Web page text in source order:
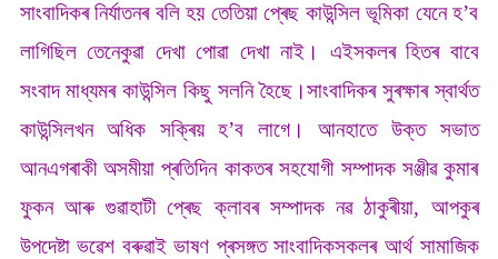
সাংবাদিকৰ নিৰ্যাতনৰ বলি হয় তেতিয়া প্ৰেছ কাউন্সিল ভূমিকা যেনে হ’ব
লাগিছিল তেনেকুৱা দেখা পোৱা দেখা নাই। এইসকলৰ হিতৰ বাবে
সংবাদ মাধ্যমৰ কাউন্সিল কিছু সলনি হৈছে।সাংবাদিকৰ সুৰক্ষাৰ স্বাৰ্থত
কাউন্সিলখন অধিক সক্ৰিয় হ’ব লাগে। আনহাতে উক্ত সভাত
আনএগৰাকী অসমীয়া প্ৰতিদিন কাকতৰ সহযোগী সম্পাদক সঞ্জীৱ কুমাৰ
ফুকন আৰু গুৱাহাটী প্ৰেছ ক্লাবৰ সম্পাদক নৱ ঠাকুৰীয়া, আপকুৰ
উপদেষ্টা ভৱেশ বৰুৱাই ভাষণ প্ৰসঙ্গত সাংবাদিকসকলৰ আৰ্থ সামাজিক